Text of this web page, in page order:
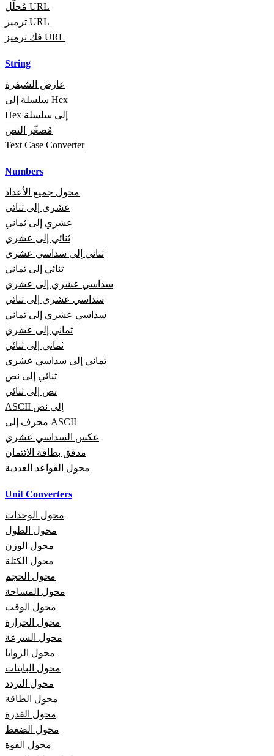
مُحلّل URL
ترميز URL
فك ترميز URL
String
عارض الشيفرة
سلسلة إلى Hex
Hex إلى سلسلة
مُصغّر النص
Text Case Converter
Numbers
محول جميع الأعداد
عشري إلى ثنائي
عشري إلى ثماني
ثنائي إلى عشري
ثنائي إلى سداسي عشري
ثنائي إلى ثماني
سداسي عشري إلى عشري
سداسي عشري إلى ثنائي
سداسي عشري إلى ثماني
ثماني إلى عشري
ثماني إلى ثنائي
ثماني إلى سداسي عشري
ثنائي إلى نص
نص إلى ثنائي
ASCII إلى نص
محرف إلى ASCII
عكس السداسي عشري
مدقق بطاقة الائتمان
محول القواعد العددية
Unit Converters
محول الوحدات
محول الطول
محول الوزن
محول الكتلة
محول الحجم
محول المساحة
محول الوقت
محول الحرارة
محول السرعة
محول الزوايا
محول البايتات
محول التردد
محول الطاقة
محول القدرة
محول الضغط
محول القوة